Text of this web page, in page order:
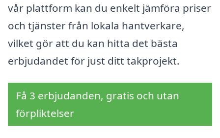
vår plattform kan du enkelt jämföra priser
och tjänster från lokala hantverkare,
vilket gör att du kan hitta det bästa
erbjudandet för just ditt takprojekt.
Få 3 erbjudanden, gratis och utan
förpliktelser